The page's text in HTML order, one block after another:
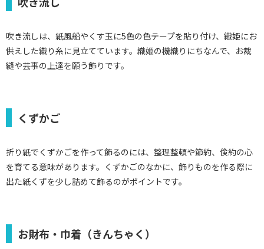
吹き流しは、紙風船やくす玉に5色の色テープを貼り付け、織姫にお
供えした織り糸に見立てています。織姫の機織りにちなんで、お裁
縫や芸事の上達を願う飾りです。
くずかご
折り紙でくずかごを作って飾るのには、整理整頓や節約、倹約の心
を育てる意味があります。くずかごのなかに、飾りものを作る際に
出た紙くずを少し詰めて飾るのがポイントです。
お財布・巾着（きんちゃく）